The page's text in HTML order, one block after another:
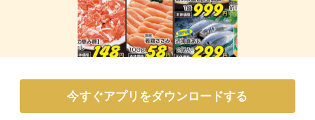
今すぐアプリをダウンロードする